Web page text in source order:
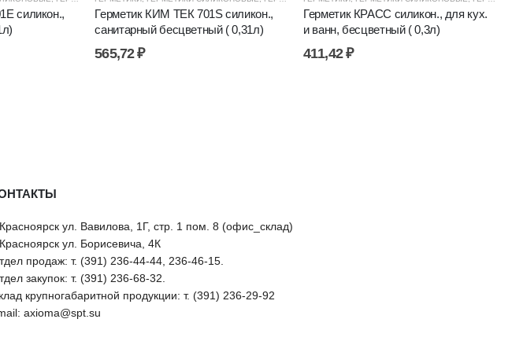
силикон.,
Герметик КИМ ТЕК 701S силикон.,
санитарный бесцветный ( 0,31л)
565,72₽
Герметик КРАСС силикон., для кух.
и ванн, бесцветный ( 0,3л)
411,42₽
Красноярск ул. Вавилова, 1Г, стр. 1 пом. 8 (офис_склад)
Красноярск ул. Борисевича, 4К
продаж: т. (391) 236-44-44, 236-46-15.
закупок: т. (391) 236-68-32.
крупногабаритной продукции: т. (391) 236-29-92
axioma@spt.su